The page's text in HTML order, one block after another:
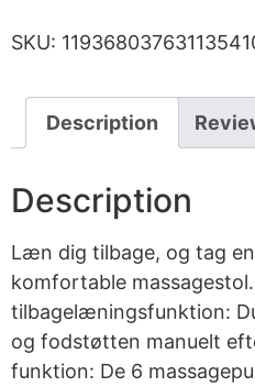
SKU:
Description
Description
Læn dig tilbage, og tag
komfortable
tilbagelæningsfunktion:
og fodstøtten manuelt
funktion: De 6